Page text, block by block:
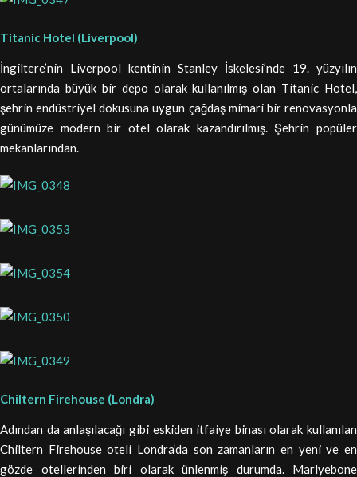
Titanic Hotel (Liverpool)
İngiltere’nin Liverpool kentinin Stanley İskelesi’nde 19. yüzyılın
ortalarında büyük bir depo olarak kullanılmış olan Titanic Hotel,
şehrin endüstriyel dokusuna uygun çağdaş mimari bir renovasyonla
günümüze modern bir otel olarak kazandırılmış. Şehrin popüler
mekanlarından.
Chiltern Firehouse (Londra)
Adından da anlaşılacağı gibi eskiden itfaiye binası olarak kullanılan
Chiltern Firehouse oteli Londra’da son zamanların en yeni ve en
gözde otellerinden biri olarak ünlenmiş durumda. Marlyebone